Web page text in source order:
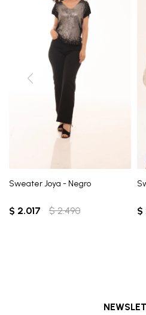
Sweater Joya - Negro
$ 2.017 $ 2.490 $